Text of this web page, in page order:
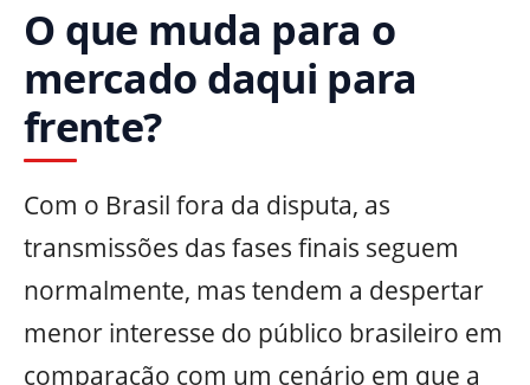
O que muda para o
mercado daqui para
frente?
Com o Brasil fora da disputa, as
transmissões das fases finais seguem
normalmente, mas tendem a despertar
menor interesse do público brasileiro em
comparação com um cenário em que a